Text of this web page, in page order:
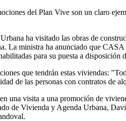
del Plan Vive son un claro
ha visitado las obras de
La ministra ha anunciado que
para su puesta a disposición
que tendrán estas viviendas:
de las personas con contratos de
una visita a una promoción de
de Vivienda y Agenda Urbana,